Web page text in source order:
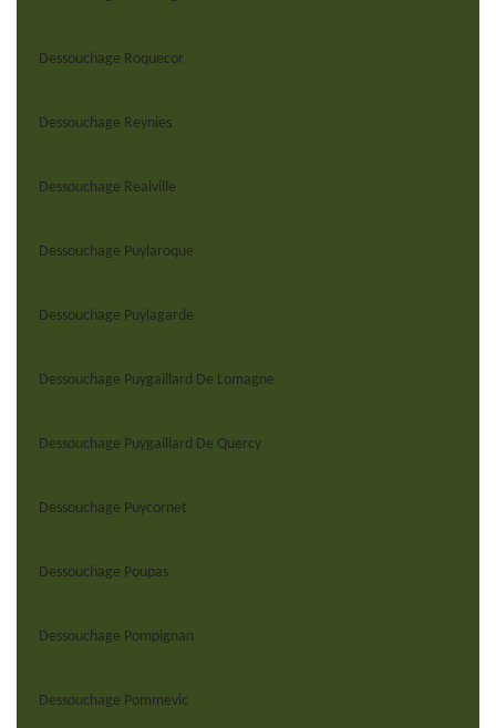
Dessouchage Roquecor
Dessouchage Reynies
Dessouchage Realville
Dessouchage Puylaroque
Dessouchage Puylagarde
Dessouchage Puygaillard De Lomagne
Dessouchage Puygaillard De Quercy
Dessouchage Puycornet
Dessouchage Poupas
Dessouchage Pompignan
Dessouchage Pommevic